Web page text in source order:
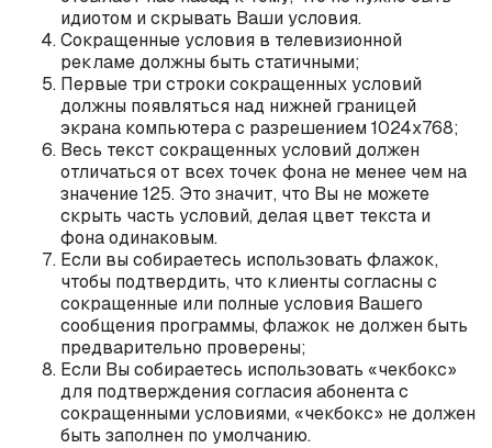
идиотом и скрывать Ваши условия.
Сокращенные условия в телевизионной
рекламе должны быть статичными;
Первые три строки сокращенных условий
должны появляться над нижней границей
экрана компьютера с разрешением 1024x768;
Весь текст сокращенных условий должен
отличаться от всех точек фона не менее чем на
значение 125. Это значит, что Вы не можете
скрыть часть условий, делая цвет текста и
фона одинаковым.
Если вы собираетесь использовать флажок,
чтобы подтвердить, что клиенты согласны с
сокращенные или полные условия Вашего
сообщения программы, флажок не должен быть
предварительно проверены;
Если Вы собираетесь использовать «чекбокс»
для подтверждения согласия абонента с
сокращенными условиями, «чекбокс» не должен
быть заполнен по умолчанию.